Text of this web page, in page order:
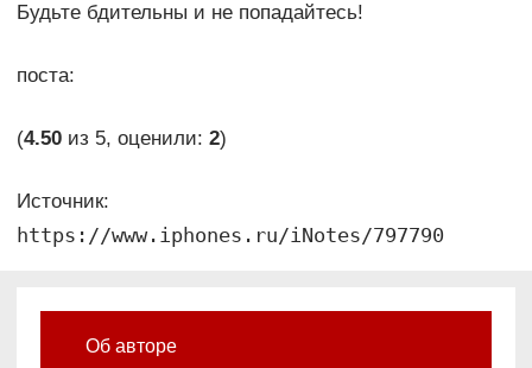
Будьте бдительны и не попадайтесь!
поста:
(4.50из 5, оценили: 2)
Источник:
https://www.iphones.ru/iNotes/797790
Об авторе